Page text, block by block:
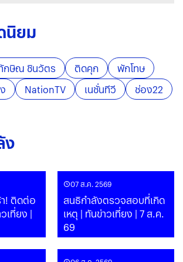
นิยม
กษิณ ชินวัตร ติดคุก
พักโทษ
NationTV เนชั่นทีวี ช่อง22
ง
! ติดต่อ
เที่ยง |
07 ส.ค. 2569
สนธิกำลังตรวจสอบที่เกิด
เหตุ | ทันข่าวเที่ยง | 7 ส.ค.
69